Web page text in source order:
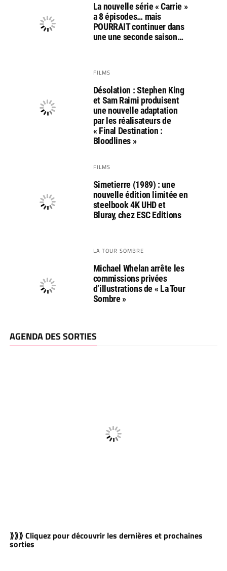
La nouvelle série « Carrie »
a 8 épisodes… mais
POURRAIT continuer dans
une une seconde saison…
FILMS
Désolation : Stephen King
et Sam Raimi produisent
une nouvelle adaptation
par les réalisateurs de
« Final Destination :
Bloodlines »
FILMS
Simetierre (1989) : une
nouvelle édition limitée en
steelbook 4K UHD et
Bluray, chez ESC Editions
LA TOUR SOMBRE
Michael Whelan arrête les
commissions privées
d’illustrations de « La Tour
Sombre »
AGENDA DES SORTIES
⟫⟫⟫ Cliquez pour découvrir les dernières et prochaines
sorties